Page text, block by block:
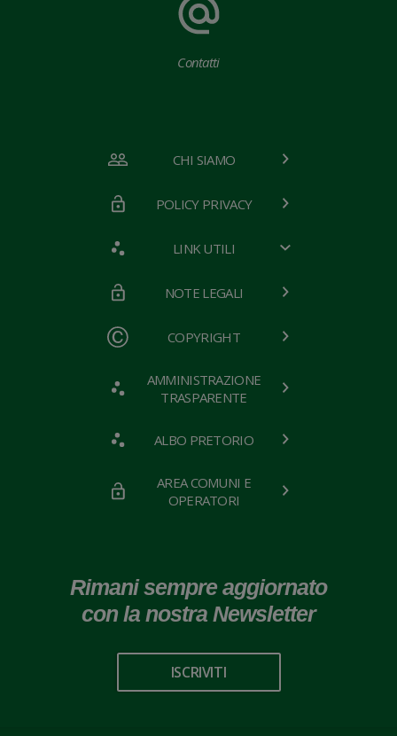
Contatti
CHI SIAMO
POLICY PRIVACY
LINK UTILI
NOTE LEGALI
COPYRIGHT
AMMINISTRAZIONE
TRASPARENTE
ALBO PRETORIO
AREA COMUNI E
OPERATORI
Rimani sempre aggiornato
con la nostra Newsletter
ISCRIVITI